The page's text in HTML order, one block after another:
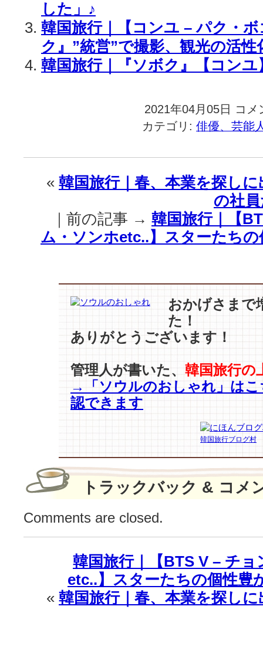
した」♪
韓国旅行｜【コンユ – パク・
ク』”統営”で撮影、観光の活性
韓国旅行｜『ソボク』【コンユ
2021年04月05日
韓
国
旅
｜
っ
ぱ
り
【コ
ン
ク
·
ボ
『ソ
ボ
ク』
56
カ
で
行
コメ
カテゴリ: 俳優、芸能
« 韓国旅行｜春、本業を探し
の社
｜前の記事 → 韓国旅行｜【
ム・ソンホetc..】スターたち
おかげさまで
た！
ありがとうございます！
管理人が書いた、 韓国旅行の
→「ソウルのおしゃれ」はこ
認できます
韓国旅行ブログ村
トラックバック & コメ
Comments are closed.
韓国旅行｜【BTS V – チ
etc..】スターたちの個性豊
« 韓国旅行｜春、本業を探し